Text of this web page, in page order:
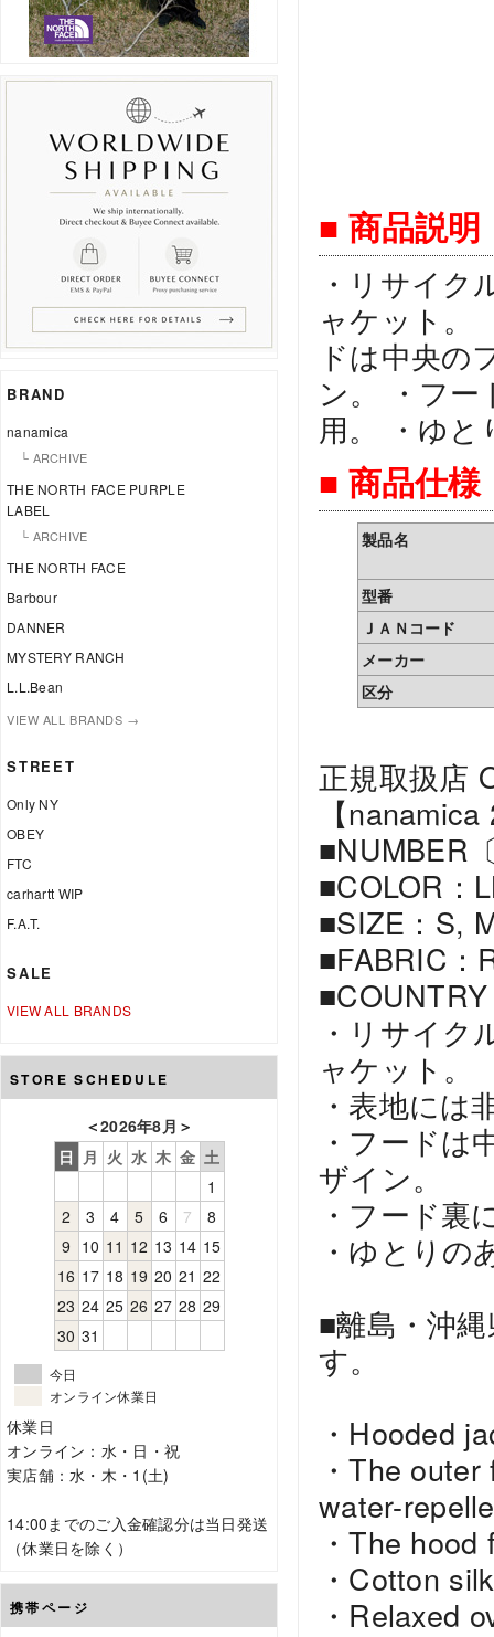
BRAND
nanamica
└ ARCHIVE
THE NORTH FACE PURPLE
LABEL
└ ARCHIVE
THE NORTH FACE
Barbour
DANNER
MYSTERY RANCH
L.L.Bean
VIEW ALL BRANDS →
STREET
Only NY
OBEY
FTC
carhartt WIP
F.A.T.
SALE
VIEW ALL BRANDS
STORE SCHEDULE
＜2026年8月 ＞
日 月 火 水 木 金 土
1
2
3 4 5 6 7
8
9 10 11 12 13 14 15
16 17 18 19 20 21 22
23 24 25 26 27 28 29
30 31
今日
オンライン休業日
休業日
オンライン：水・日・祝
実店舗：水・木・1(土)
14:00までのご入金確認分は当日発送
（休業日を除く）
携帯ページ
■ 商品説明
・リサイ
ャケット。
ドは中央の
ン。 ・フ
用。 ・ゆ
■ 商品仕様
製品名
型番
ＪＡＮコード
メーカー
区分
正規取扱店
【
■NUMBER
■COLOR：
■SIZE：S,
■FABRIC：
・リサイ
ャケット。
・表地には
・フードは
ザイン。
・フード
・ゆとりの
■離島・沖
す。
・Hooded
・The
water-
・The
・Cotton
・Relaxed